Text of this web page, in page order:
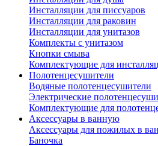
Инсталляции для писсуаров
Инсталляции для раковин
Инсталляции для унитазов
Комплекты с унитазом
Кнопки смыва
Комплектующие для
Полотенцесушители
Водяные полотенцесушители
Электрические
Комплектующие для
Аксессуары в ванную
Аксессуары для пожилых в
Баночка